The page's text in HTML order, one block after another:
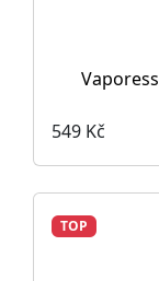
549 Kč
TOP